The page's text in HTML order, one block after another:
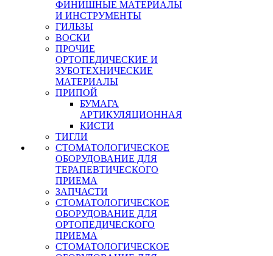
ФИНИШНЫЕ МАТЕРИАЛЫ
И ИНСТРУМЕНТЫ
ГИЛЬЗЫ
ВОСКИ
ПРОЧИЕ
ОРТОПЕДИЧЕСКИЕ И
ЗУБОТЕХНИЧЕСКИЕ
МАТЕРИАЛЫ
ПРИПОЙ
БУМАГА
АРТИКУЛЯЦИОННАЯ
КИСТИ
ТИГЛИ
СТОМАТОЛОГИЧЕСКОЕ
ОБОРУДОВАНИЕ ДЛЯ
ТЕРАПЕВТИЧЕСКОГО
ПРИЕМА
ЗАПЧАСТИ
СТОМАТОЛОГИЧЕСКОЕ
ОБОРУДОВАНИЕ ДЛЯ
ОРТОПЕДИЧЕСКОГО
ПРИЕМА
СТОМАТОЛОГИЧЕСКОЕ